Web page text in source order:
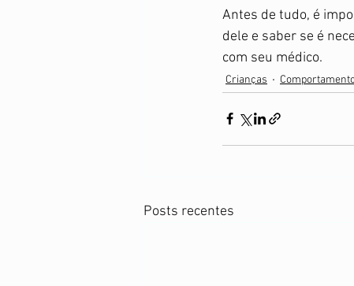
Antes de tudo, é
dele e saber se é
com seu médico.
Crianças
Posts recentes